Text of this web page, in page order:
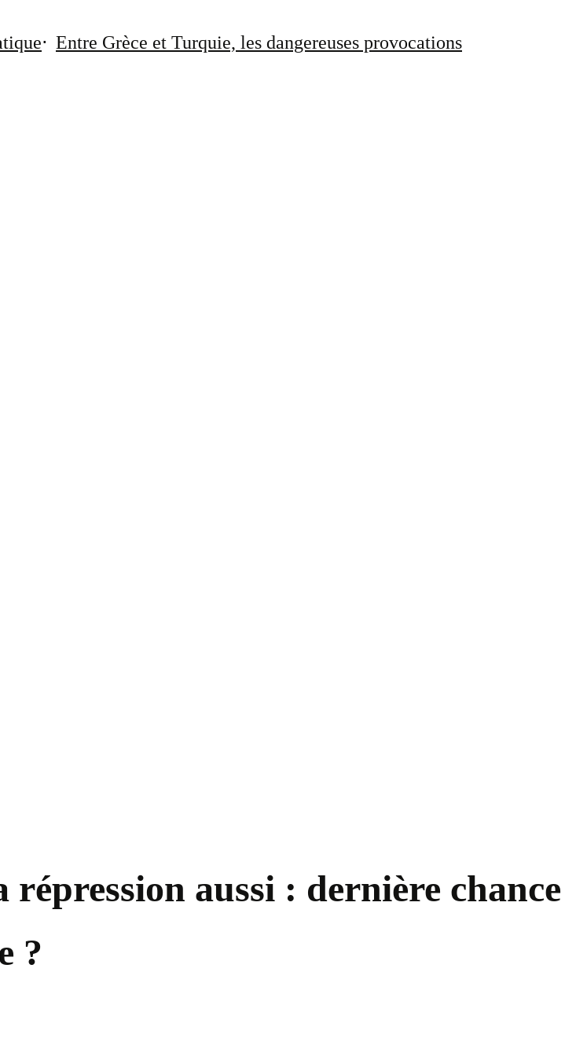
Entre Grèce et Turquie, les dangereuses provocations
aussi : dernière chance
?